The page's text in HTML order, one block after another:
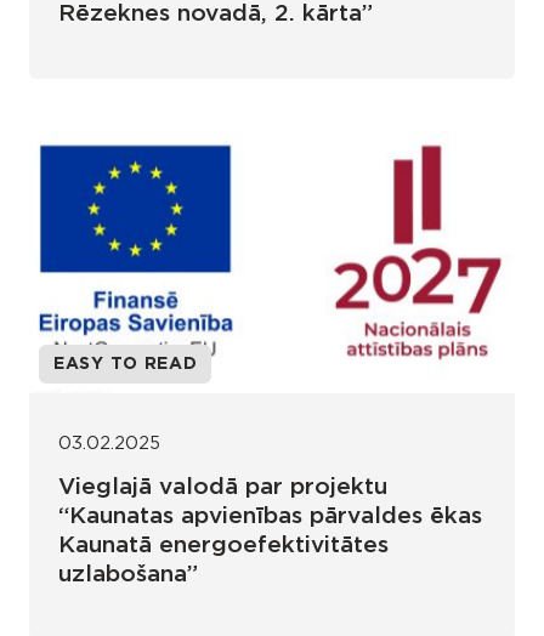
Rēzeknes novadā, 2. kārta”
EASY TO READ
03.02.2025
Vieglajā valodā par projektu
“Kaunatas apvienības pārvaldes ēkas
Kaunatā energoefektivitātes
uzlabošana”